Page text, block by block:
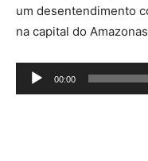
um desentendimento
na capital do
Tocador
de
00:00